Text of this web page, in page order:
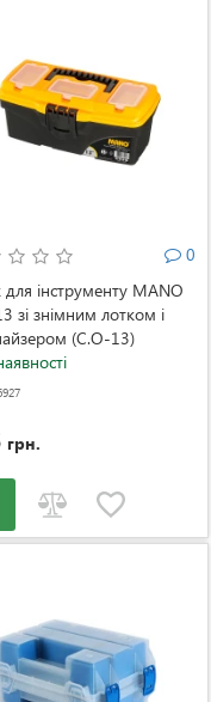
0
інструменту MANO
зі знімним лотком і
(C.O-13)
грн.